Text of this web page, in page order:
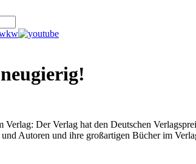
Verlag: Der Verlag hat den Deutschen
Autoren und ihre großartigen Bücher im